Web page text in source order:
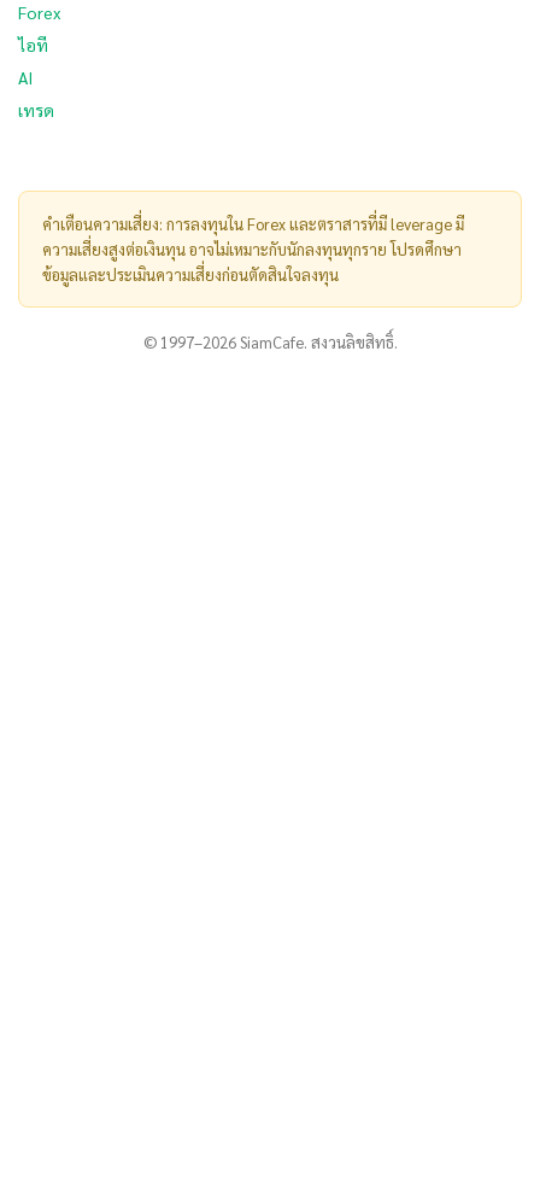
Forex
ไอที
AI
เทรด
คำเตือนความเสี่ยง: การลงทุนใน Forex และตราสารที่มี leverage มี
ความเสี่ยงสูงต่อเงินทุน อาจไม่เหมาะกับนักลงทุนทุกราย โปรดศึกษา
ข้อมูลและประเมินความเสี่ยงก่อนตัดสินใจลงทุน
© 1997–2026 SiamCafe. สงวนลิขสิทธิ์.